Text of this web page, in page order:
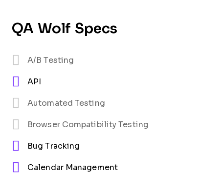
QA Wolf Specs
A/B Testing
API
Automated Testing
Browser Compatibility Testing
Bug Tracking
Calendar Management